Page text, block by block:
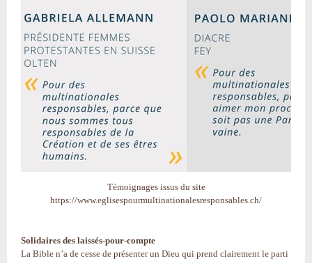
Témoignages issus du site
https://www.eglisespourmultinationalesresponsables.ch/
Solidaires des laissés-pour-compte
La Bible n’a de cesse de présenter un Dieu qui prend clairement le parti